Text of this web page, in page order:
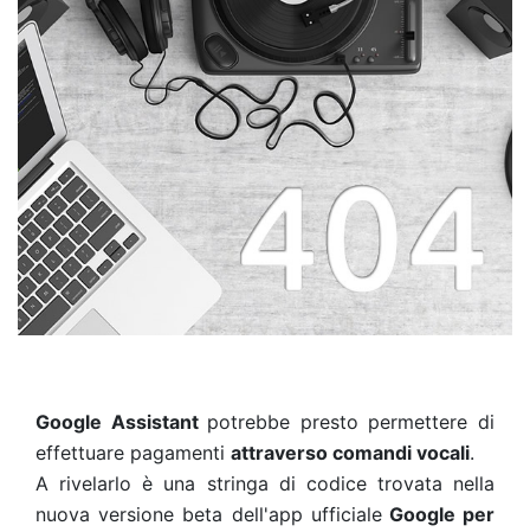
Google Assistant potrebbe presto permettere di
effettuare pagamenti attraverso comandi vocali.
A rivelarlo è una stringa di codice trovata nella
nuova versione beta dell'app ufficialeGoogle per